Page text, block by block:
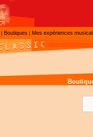
| Boutiques | Mes expériences